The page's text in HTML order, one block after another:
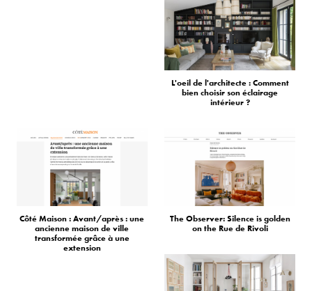
L'oeil de l'architecte : Comment
bien choisir son éclairage
intérieur ?
Côté Maison : Avant/après : une
ancienne maison de ville
transformée grâce à une
extension
The Observer: Silence is golden
on the Rue de Rivoli